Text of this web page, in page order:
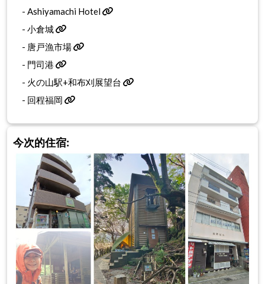
-Ashiyamachi Hotel
-小倉城
- 唐戸漁市場
- 門司港
- 火の山駅+和布刈展望台
- 回程福岡
今次的住宿: